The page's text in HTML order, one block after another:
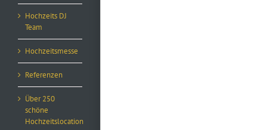
Hochzeits DJ
Team
Hochzeitsmesse
Referenzen
Über 250
schöne
Hochzeitslocation